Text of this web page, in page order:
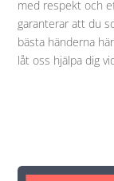
med respekt och
garanterar att du
bästa händerna
låt oss hjälpa dig